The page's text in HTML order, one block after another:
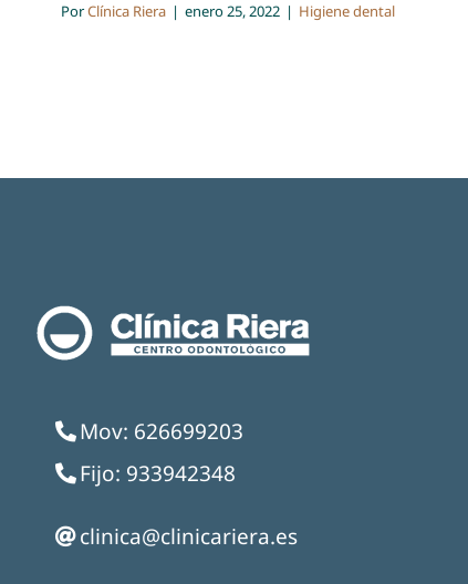
PorClínica Riera | enero 25, 2022 | Higiene dental
Mov: 626699203
Fijo: 933942348
clinica@clinicariera.es